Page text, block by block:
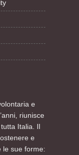
e
riunisce
Italia. Il
e
le sue forme: